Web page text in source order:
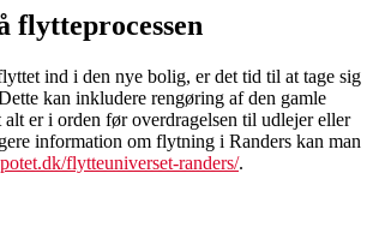
flytteprocessen
ind i den nye bolig, er det tid til at tage sig
kan inkludere rengøring af den gamle
er i orden før overdragelsen til udlejer eller
information om flytning i Randers kan man
flytteuniverset-randers/.